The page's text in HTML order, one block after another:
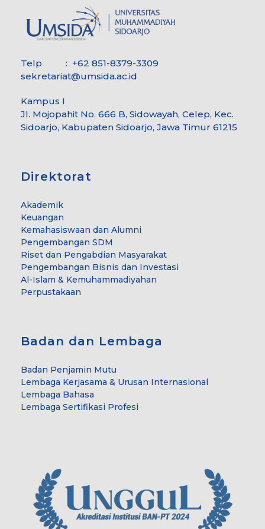
Telp : +62 851-8379-3309
sekretariat@umsida.ac.id
Kampus I
Jl. Mojopahit No. 666 B, Sidowayah, Celep, Kec.
Sidoarjo, Kabupaten Sidoarjo, Jawa Timur 61215
Direktorat
Akademik
Keuangan
Kemahasiswaan dan Alumni
Pengembangan SDM
Riset dan Pengabdian Masyarakat
Pengembangan Bisnis dan Investasi
Al-Islam & Kemuhammadiyahan
Perpustakaan
Badan dan Lembaga
Badan Penjamin Mutu
Lembaga Kerjasama & Urusan Internasional
Lembaga Bahasa
Lembaga Sertifikasi Profesi